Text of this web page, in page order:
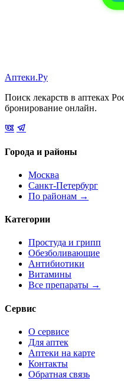
Аптеки.Ру
Поиск лекарств в аптеках
бронирование онлайн.
Города и районы
Москва
Санкт-Петербург
По районам →
Категории
Простуда и грипп
Обезболивающие
Антибиотики
Витамины
Все препараты →
Сервис
О сервисе
Для аптек
Аптеки на карте
Контакты
Обратная связь